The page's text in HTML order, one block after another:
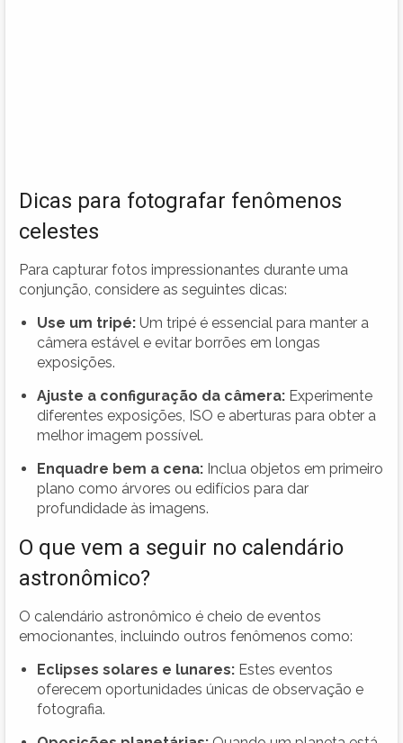
Dicas para fotografar fenômenos
celestes
Para capturar fotos impressionantes durante uma
conjunção, considere as seguintes dicas:
Use um tripé: Um tripé é essencial para manter a
câmera estável e evitar borrões em longas
exposições.
Ajuste a configuração da câmera: Experimente
diferentes exposições, ISO e aberturas para obter a
melhor imagem possível.
Enquadre bem a cena: Inclua objetos em primeiro
plano como árvores ou edifícios para dar
profundidade às imagens.
O que vem a seguir no calendário
astronômico?
O calendário astronômico é cheio de eventos
emocionantes, incluindo outros fenômenos como:
Eclipses solares e lunares: Estes eventos
oferecem oportunidades únicas de observação e
fotografia.